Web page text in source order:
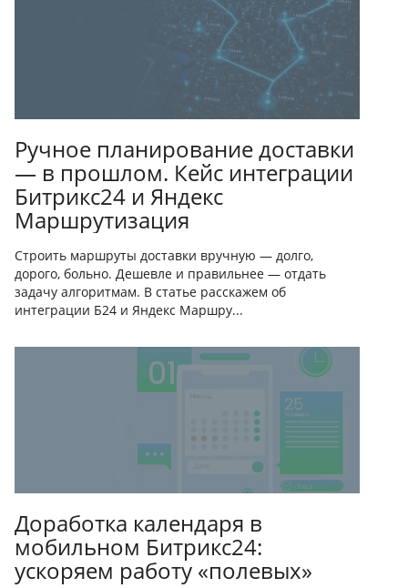
Ручное планирование доставки
— в прошлом. Кейс интеграции
Битрикс24 и Яндекс
Маршрутизация
Строить маршруты доставки вручную — долго,
дорого, больно. Дешевле и правильнее — отдать
задачу алгоритмам. В статье расскажем об
интеграции Б24 и Яндекс Маршру...
Доработка календаря в
мобильном Битрикс24:
ускоряем работу «полевых»